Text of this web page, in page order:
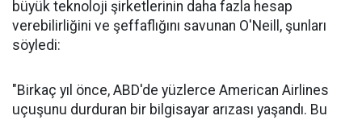
büyük teknoloji şirketlerinin daha fazla hesap
verebilirliğini ve şeffaflığını savunan O'Neill, şunları
söyledi:
"Birkaç yıl önce, ABD'de yüzlerce American Airlines
uçuşunu durduran bir bilgisayar arızası yaşandı. Bu